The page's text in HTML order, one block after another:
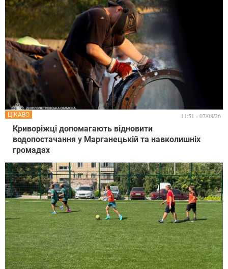
Криворіжці допомагають відновити
водопостачання у Марганецькій та навколишніх
громадах
ЦІКАВО 11:51 - 07/08/26